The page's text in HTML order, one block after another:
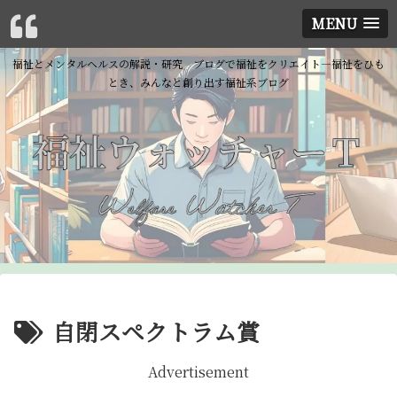
MENU
福祉とメンタルヘルスの解説・研究 ブログで福祉をクリエイト―福祉をひも
とき、みんなと創り出す福祉系ブログ
自閉スペクトラム賞
Advertisement